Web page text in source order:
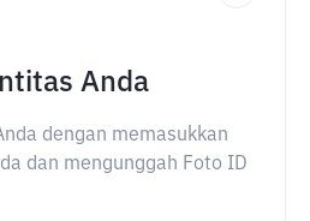
Anda
dengan memasukkan
dan mengunggah Foto ID